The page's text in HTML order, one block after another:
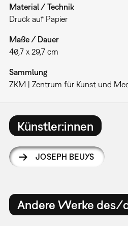
Material / Technik
Druck auf Papier
Maße / Dauer
40,7 x 29,7 cm
Sammlung
ZKM | Zentrum für Kunst und
Künstler:innen
JOSEPH BEUYS
Andere Werke des/